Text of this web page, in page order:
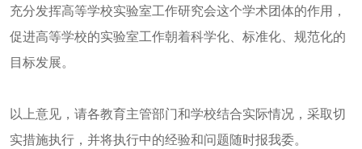
充分发挥高等学校实验室工作研究会这个学术团体的作用，
促进高等学校的实验室工作朝着科学化、标准化、规范化的
目标发展。
以上意见，请各教育主管部门和学校结合实际情况，采取切
实措施执行，并将执行中的经验和问题随时报我委。